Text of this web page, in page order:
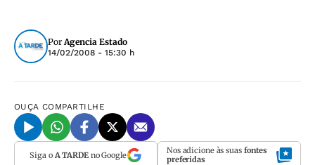
PorAgencia Estado
14/02/2008 - 15:30 h
OUÇA COMPARTILHE
Siga o A TARDEno Google Nos adicione às suas fontes
preferidas